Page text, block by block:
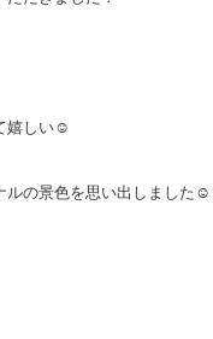
嬉しい☺︎
ルの景色を思い出しました☺︎